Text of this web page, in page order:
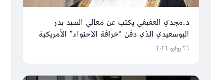
د.مجدي العفيفي يكتب عن معالي السيد بدر
البوسعيدي الذي دفن “خرافة الاحتواء” الأمريكية
والغربية
٢٦ يوليو ٢٠٢٦